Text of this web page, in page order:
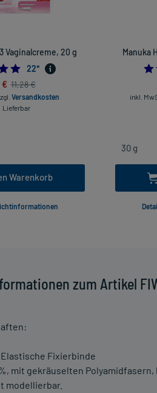
zum Artikel
Fixierbinde
mit gekräuselten
modellierbar.
Vaginalcreme, 20 g
5.0
22*
€ 11,28 €
Versandkosten
Lieferbar
Warenkorb
Manuka
inkl.